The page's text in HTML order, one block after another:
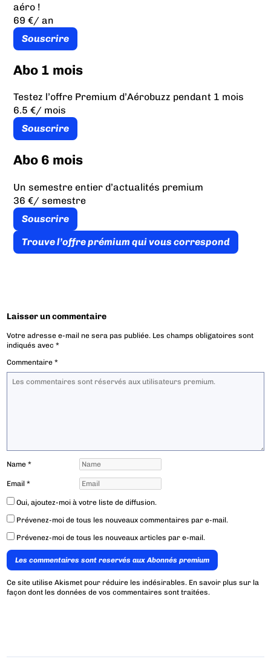
aéro !
69 €/ an
Souscrire
Abo 1 mois
Testez l’offre Premium d’Aérobuzz pendant 1 mois
6.5 €/ mois
Souscrire
Abo 6 mois
Un semestre entier d’actualités premium
36 €/ semestre
Souscrire
Trouve l’offre prémium qui vous correspond
Laisser un commentaire
Votre adresse e-mail ne sera pas publiée. Les champs obligatoires sont
indiqués avec*
Commentaire*
Name*
Email*
Oui, ajoutez-moi à votre liste de diffusion.
Prévenez-moi de tous les nouveaux commentaires par e-mail.
Prévenez-moi de tous les nouveaux articles par e-mail.
Les commentaires sont reservés aux Abonnés premium
Ce site utilise Akismet pour réduire les indésirables. En savoir plus sur la
façon dont les données de vos commentaires sont traitées.